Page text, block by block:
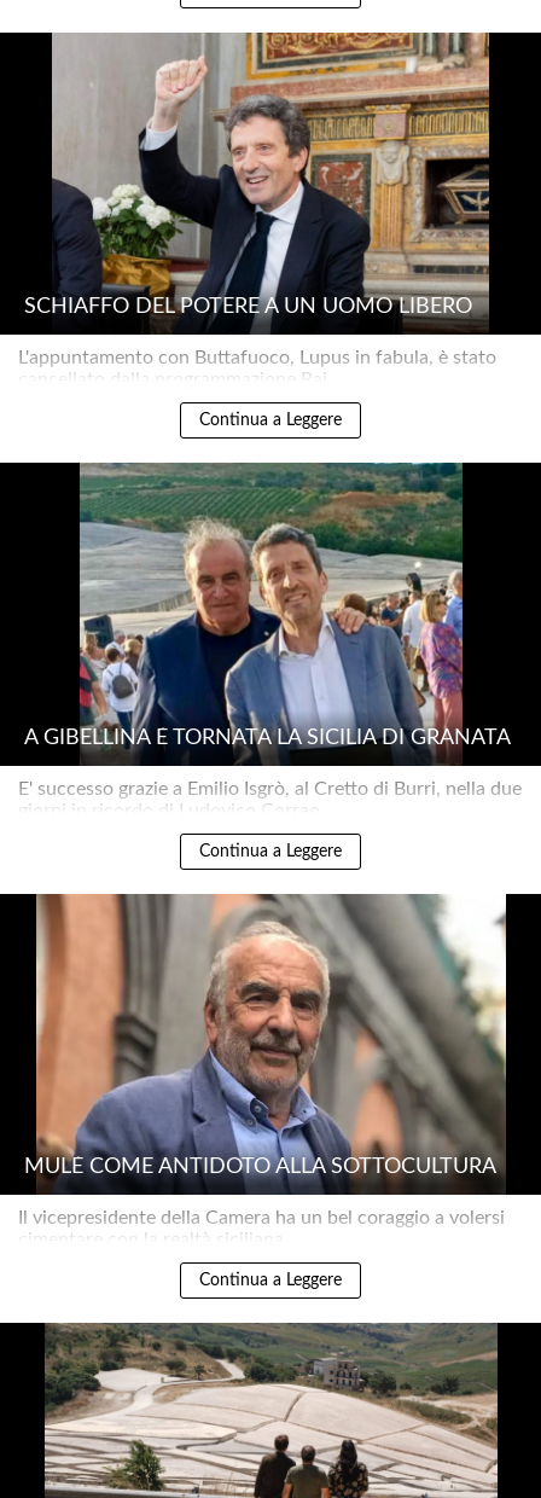
SCHIAFFO DEL POTERE A UN UOMO LIBERO
L'appuntamento con Buttafuoco, Lupus in fabula, è stato
cancellato dalla programmazione Rai ..
Continua a Leggere
A GIBELLINA È TORNATA LA SICILIA DI GRANATA
E' successo grazie a Emilio Isgrò, al Cretto di Burri, nella due
giorni in ricordo di Ludovico Corrao..
Continua a Leggere
MULÈ COME ANTIDOTO ALLA SOTTOCULTURA
Il vicepresidente della Camera ha un bel coraggio a volersi
cimentare con la realtà siciliana ..
Continua a Leggere